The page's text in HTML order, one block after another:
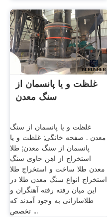
غلظت و یا پانسمان از
سنگ معدن
غلظت و یا پانسمان از سنگ
معدن . صفحه خانگی; غلظت و یا
پانسمان از سنگ معدن; طلا
استخراج از اهن حاوی سنگ
معدن طلا ساخت و استخراج طلا
استخراج انواع سنگ معدن طلا در
این میان رفته رفته آهنگران و
طلاسازانی به وجود آمدند که
تخصص ...